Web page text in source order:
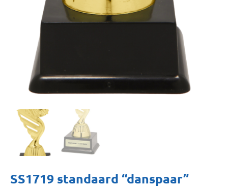
SS1719 standaard “danspaar”